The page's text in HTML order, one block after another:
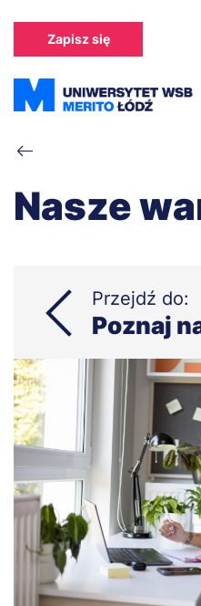
treści
Zapisz się
Ścieżka
nawigacyjna
Nasze
Przejdź do:
Poznaj